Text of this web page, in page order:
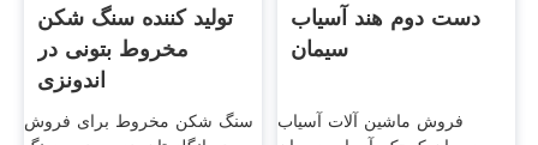
تولید کننده سنگ شکن
مخروط بتونی در
اندونزی
سنگ شکن مخروط برای فروش
دست دوم هند آسیاب
سیمان
فروش ماشین آلات آسیاب